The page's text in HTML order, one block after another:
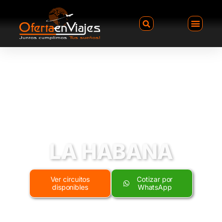
LA HABANA
Ver circuitos
disponibles
Cotizar por
WhatsApp